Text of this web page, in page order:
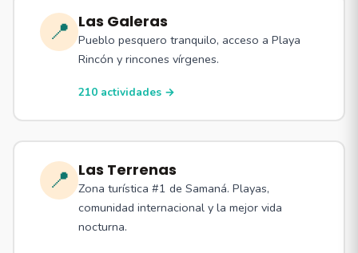
📍 Las Galeras
Pueblo pesquero tranquilo, acceso a Playa
Rincón y rincones vírgenes.
210 actividades →
📍 Las Terrenas
Zona turística #1 de Samaná. Playas,
comunidad internacional y la mejor vida
nocturna.